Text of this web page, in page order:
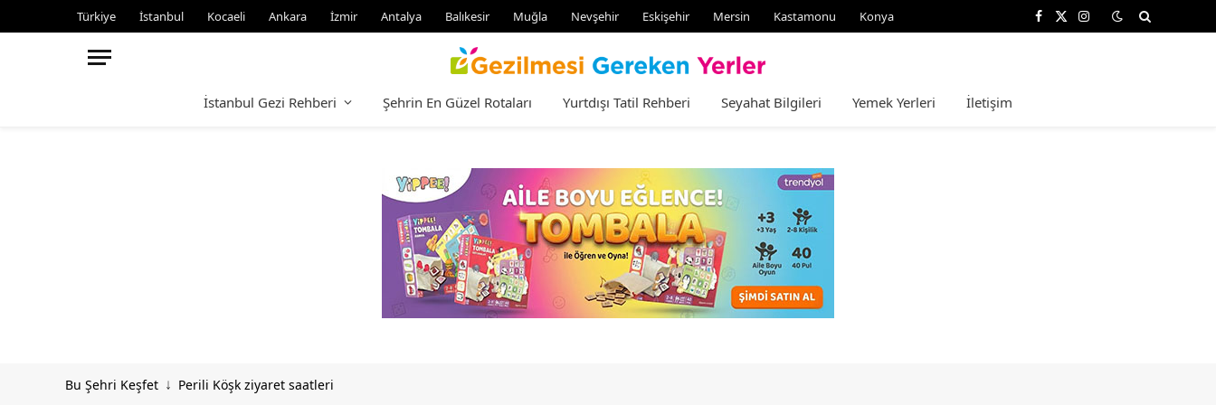
Türkiye İstanbul Kocaeli Ankara İzmir Antalya Balıkesir Muğla Nevşehir Eskişehir Mersin Kastamonu Konya Facebook
X
Instagram
İstanbul Gezi Rehberi Şehrin En Güzel Rotaları Yurtdışı Tatil Rehberi Seyahat Bilgileri Yemek Yerleri İletişim
Bu Şehri Keşfet ↓ Perili Köşk ziyaret saatleri